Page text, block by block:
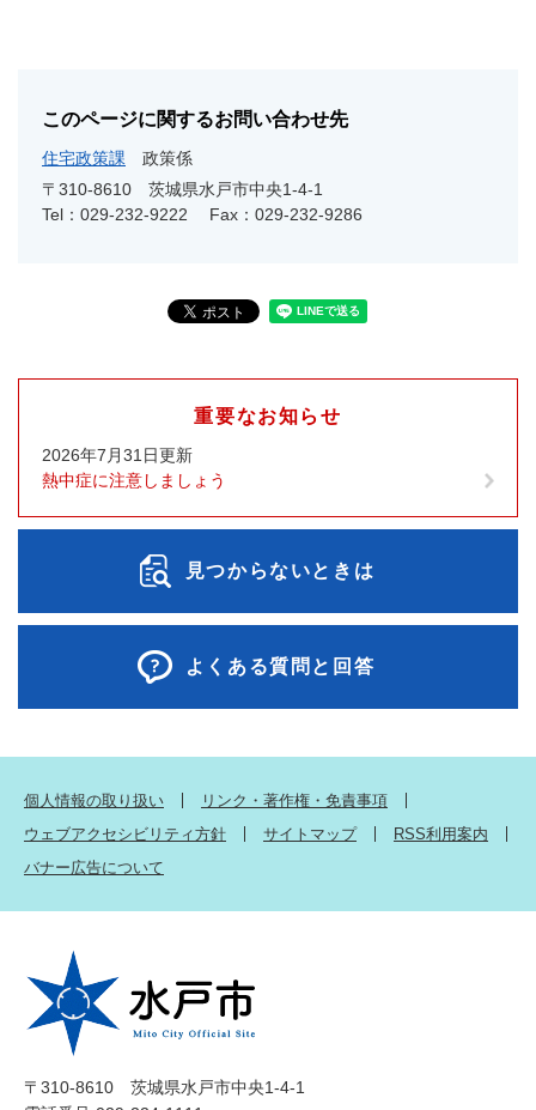
このページに関するお問い合わせ先
住宅政策課
政策係
〒310-8610
茨城県水戸市中央1-4-1
Tel：029-232-9222
Fax：029-232-9286
重要なお知らせ
2026年7月31日更新
熱中症に注意しましょう
見つからないときは
よくある質問と回答
個人情報の取り扱い
リンク・著作権・免責事項
ウェブアクセシビリティ方針
サイトマップ
RSS利用案内
バナー広告について
〒310-8610 茨城県水戸市中央1-4-1